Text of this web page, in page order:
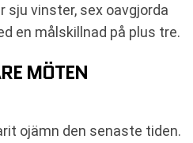
sju vinster, sex oavgjorda
en målskillnad på plus tre.
MÖTEN
ojämn den senaste tiden.